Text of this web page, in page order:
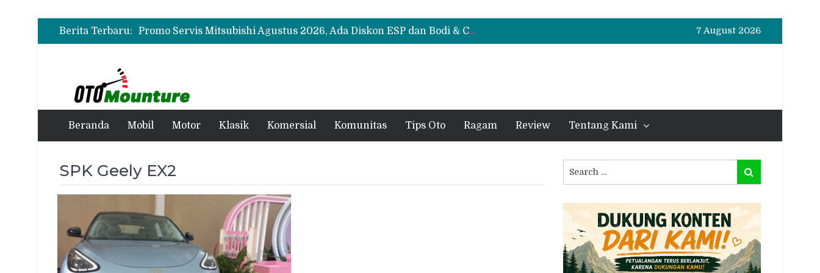
Berita Terbaru:
Bukan Cuma Layar 14,6 Inci, Ini Fitur Pintar Changan Nevo Q05 yang Dibanderol Rp309 Juta
Promo Servis Mitsubishi Agustus 2026, Ada Diskon ESP dan Bodi & Cat Kilau Merdeka
Suzuki XL7 Terbaru Jadi Favorit Test Drive di GIIAS 2026, Ini Fitur yang Paling Dipuji
7 August 2026
Beranda Mobil Motor Klasik Komersial Komunitas Tips Oto Ragam Review Tentang Kami
SPK Geely EX2
for:
Search